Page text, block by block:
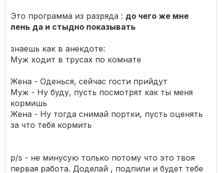
Это программа из разряда : до чего же мне
лень да и стыдно показывать
знаешь как в анекдоте:
Муж ходит в трусах по комнате
Жена - Оденься, сейчас гости прийдут
Муж - Ну буду, пусть посмотрят как ты меня
кормишь
Жена - Ну тогда снимай портки, пусть оценять
за что тебя кормить
p/s - не минусую только потому что это твоя
первая работа. Доделай , подпили и будет тебе